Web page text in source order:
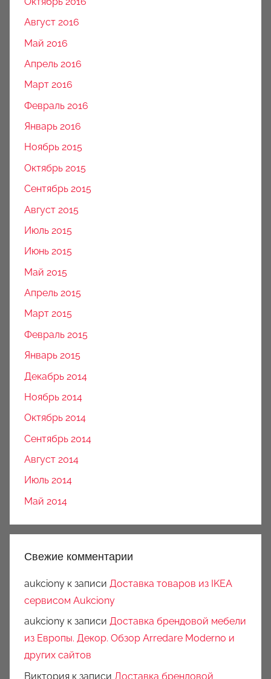
Август 2016
Май 2016
Апрель 2016
Март 2016
Февраль 2016
Январь 2016
Ноябрь 2015
Октябрь 2015
Сентябрь 2015
Август 2015
Июль 2015
Июнь 2015
Май 2015
Апрель 2015
Март 2015
Февраль 2015
Январь 2015
Декабрь 2014
Ноябрь 2014
Октябрь 2014
Сентябрь 2014
Август 2014
Июль 2014
Май 2014
Свежие комментарии
aukciony к записи Доставка товаров из IKEA
сервисом Aukciony
aukciony к записи Доставка брендовой мебели
из Европы. Декор. Обзор Arredare Moderno и
других сайтов
Виктория к записи Доставка брендовой